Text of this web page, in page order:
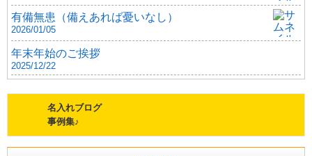
有備無患（備えあれば憂いなし）
2026/01/05
年末年始のご挨拶
2025/12/22
名入れブログ
事例集♪